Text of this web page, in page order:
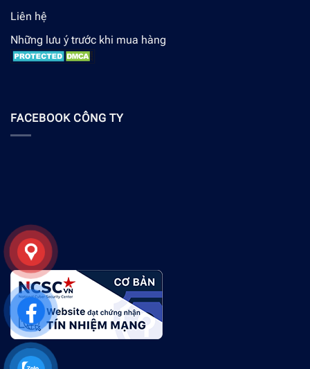
Liên hệ
Những lưu ý trước khi mua hàng
FACEBOOK CÔNG TY